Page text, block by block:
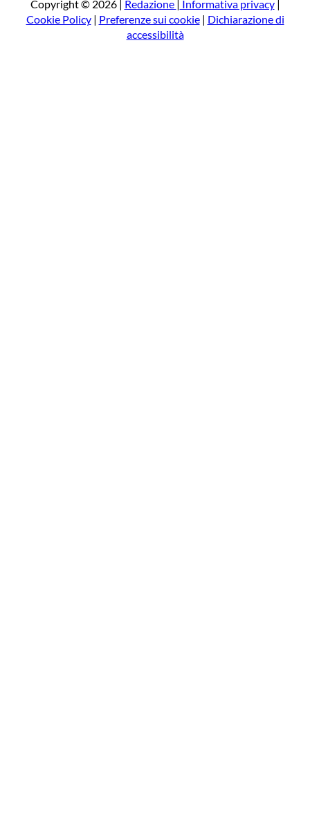
Copyright © 2026 | Redazione Informativa privacy|
Cookie Policy| Preferenze sui cookie| Dichiarazione di
accessibilità